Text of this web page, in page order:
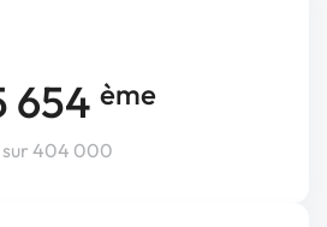
654 ème
sur 404 000